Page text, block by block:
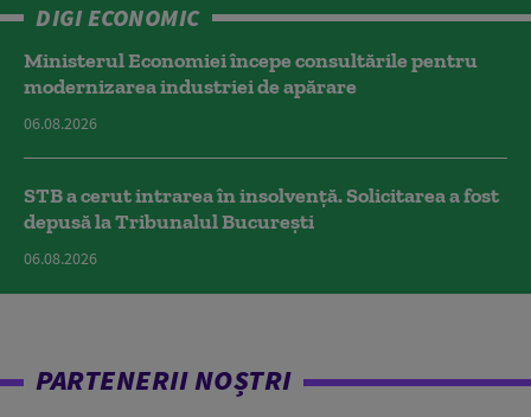
DIGI ECONOMIC
Ministerul Economiei începe consultările pentru
modernizarea industriei de apărare
06.08.2026
STB a cerut intrarea în insolvență. Solicitarea a fost
depusă la Tribunalul București
06.08.2026
PARTENERII NOȘTRI